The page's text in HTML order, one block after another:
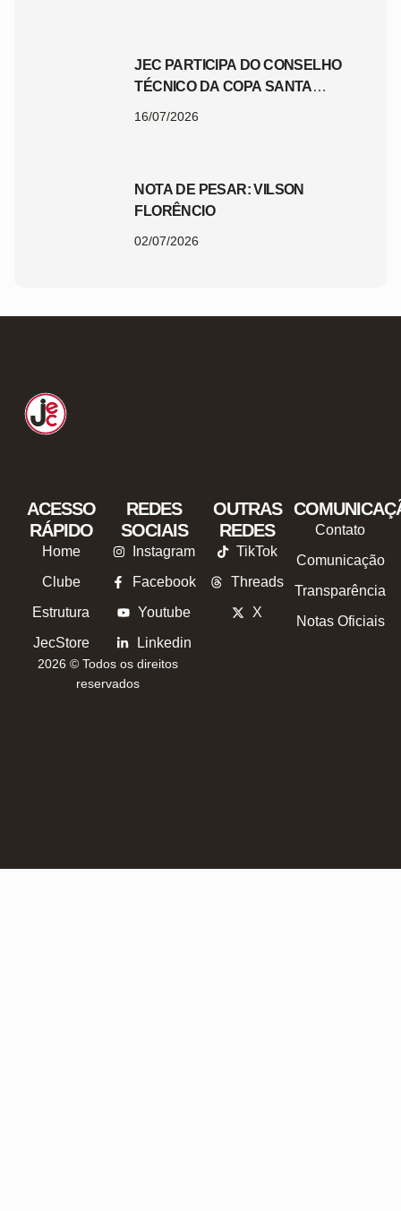
JEC PARTICIPA DO CONSELHO
TÉCNICO DA COPA SANTA
16/07/2026
NOTA DE PESAR: VILSON
FLORÊNCIO
02/07/2026
ACESSO
RÁPIDO
Home
Clube
Estrutura
JecStore
REDES
SOCIAIS
Instagram
Facebook
Youtube
Linkedin
OUTRAS
REDES
TikTok
Threads
X
Contato
Comunicação
Transparência
Notas Oficiais
2026 © Todos os direitos
reservados